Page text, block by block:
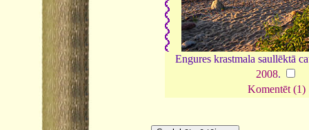
Engures krastmala saullēktā
2008.
Komentēt (1)